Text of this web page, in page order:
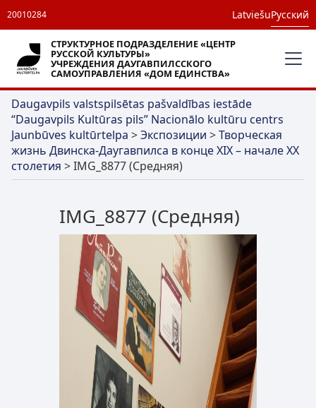
20010284 LatviešuРусский
СТРУКТУРНОЕ ПОДРАЗДЕЛЕНИЕ «ЦЕНТР
РУССКОЙ КУЛЬТУРЫ»
УЧРЕЖДЕНИЯ ДАУГАВПИЛССКОГО
САМОУПРАВЛЕНИЯ «ДОМ ЕДИНСТВА»
Daugavpils valstspilsētas pašvaldības iestāde
“Daugavpils Kultūras pils” Nacionālo kultūru centrs
Jaunbūves kultūrtelpa >Экспозиции >Творческая
жизнь Двинска-Даугавпилса в конце XIX – начале XX
столетия >IMG_8877 (Средняя)
IMG_8877 (Средняя)